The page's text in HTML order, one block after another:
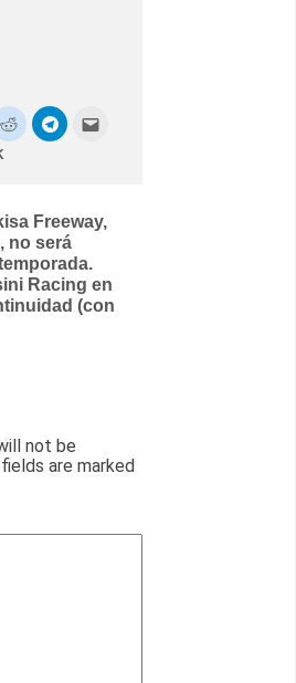
Freeway,
no será
Racing en
(con
not be
are marked